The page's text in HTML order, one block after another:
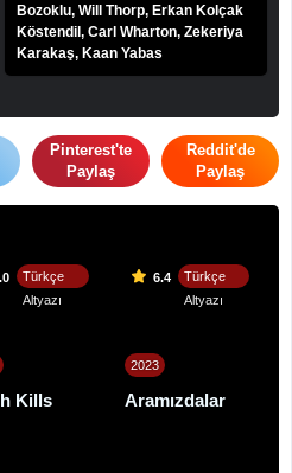
Bozoklu, Will Thorp, Erkan Kolçak
Köstendil, Carl Wharton, Zekeriya
Karakaş, Kaan Yabas
Pinterest'te
Paylaş
Reddit'de
Paylaş
Türkçe
Altyazı
Kills
6.4
Türkçe
Altyazı
2023
Aramızdalar